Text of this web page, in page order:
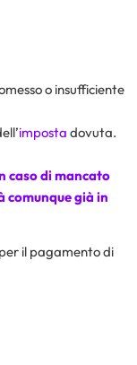
o insufficiente
imposta dovuta.
caso di mancato
già in
il pagamento di